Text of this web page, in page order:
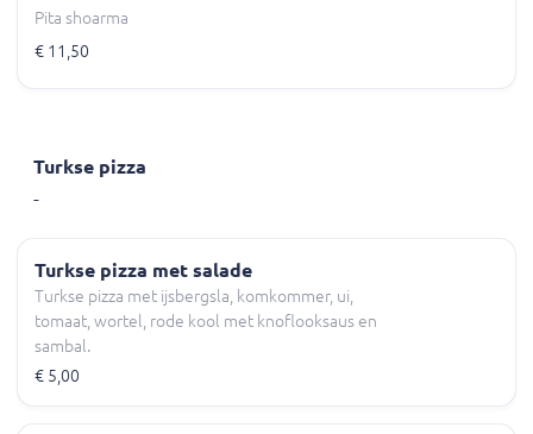
Pita shoarma
€ 11,50
Turkse pizza
-
Turkse pizza met salade
Turkse pizza met ijsbergsla, komkommer, ui,
tomaat, wortel, rode kool met knoflooksaus en
sambal.
€ 5,00